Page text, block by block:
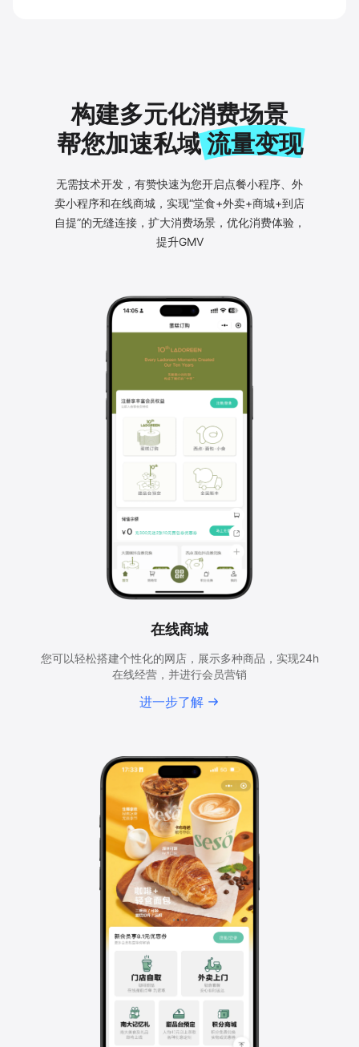
构建多元化消费场景
帮您加速私域流量变现
无需技术开发，有赞快速为您开启点餐小程序、外
卖小程序和在线商城，实现“堂食+外卖+商城+到店
自提”的无缝连接，扩大消费场景，优化消费体验，
提升GMV
在线商城
您可以轻松搭建个性化的网店，展示多种商品，实现24h
在线经营，并进行会员营销
进一步了解